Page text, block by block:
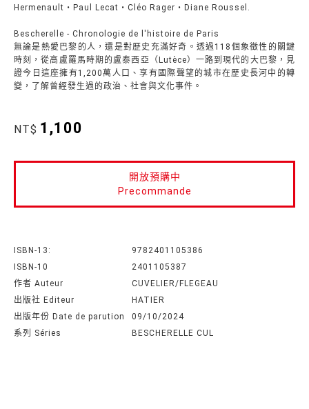
Hermenault • Paul Lecat • Cléo Rager • Diane Roussel.
Bescherelle - Chronologie de l'histoire de Paris
無論是熱愛巴黎的人，還是對歷史充滿好奇。透過118個象徵性的關鍵
時刻，從高盧羅馬時期的盧泰西亞（Lutèce）一路到現代的大巴黎，見
證今日這座擁有1,200萬人口、享有國際聲望的城市在歷史長河中的轉
變，了解曾經發生過的政治、社會與文化事件。
NT$ 1,100
開放預購中
Precommande
ISBN-13:
9782401105386
ISBN-10
2401105387
作者 Auteur
CUVELIER/FLEGEAU
出版社 Editeur
HATIER
出版年份 Date de parution
09/10/2024
系列 Séries
BESCHERELLE CUL